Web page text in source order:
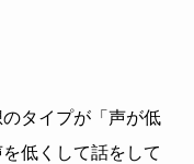
タイプが「声が低
低くして話をして